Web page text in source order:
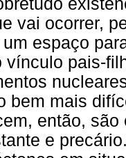
vai ocorrer,
espaço
vínculo pais-
bem mais
então,
e